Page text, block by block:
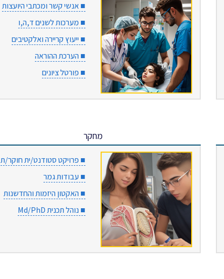
■ אנשי קשר ומכתבי היועצות
■ מערכות לשנים ד,ה,ו
■ ייעוץ קריירה ואלקטיבים
■ הערכת ההוראה
■ פורטל ציונים
מחקר
■ פרויקט סטודנט/ית חוקר/ת
■ עבודות גמר
■ האקטון היזמות והחדשנות
■ נוהל תכנית Md/PhD